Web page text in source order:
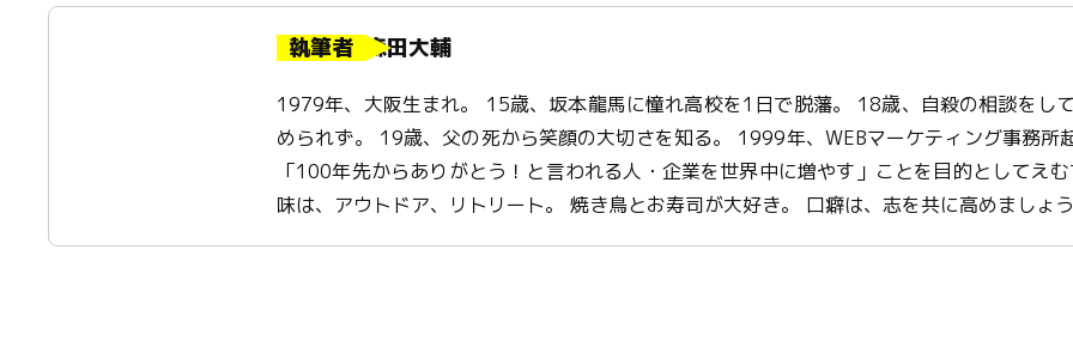
執筆者 森田大輔
1979年、大阪生まれ。 15歳、坂本龍馬に憧れ高校を1日で脱藩。 18歳、自殺の相談をし
められず。 19歳、父の死から笑顔の大切さを知る。 1999年、WEBマーケティング事務所
「100年先からありがとう！と言われる人・企業を世界中に増やす」ことを目的としてえ
味は、アウトドア、リトリート。 焼き鳥とお寿司が大好き。 口癖は、志を共に高めましょう